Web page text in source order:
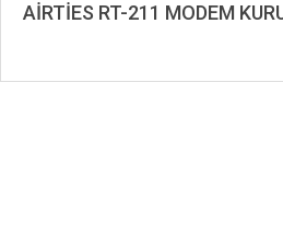
AİRTİES RT-211 MODEM